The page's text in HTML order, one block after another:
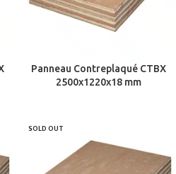
Panneau Contreplaqué CTBX
2500x1220x18 mm
SOLD OUT